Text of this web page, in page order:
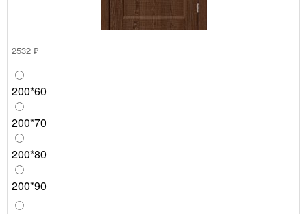
2532 ₽
200*60
200*70
200*80
200*90